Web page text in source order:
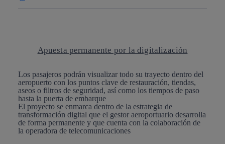
Apuesta permanente por la digitalización
Los pasajeros podrán visualizar todo su trayecto dentro del
aeropuerto con los puntos clave de restauración, tiendas,
aseos o filtros de seguridad, así como los tiempos de paso
hasta la puerta de embarque
El proyecto se enmarca dentro de la estrategia de
transformación digital que el gestor aeroportuario desarrolla
de forma permanente y que cuenta con la colaboración de
la operadora de telecomunicaciones